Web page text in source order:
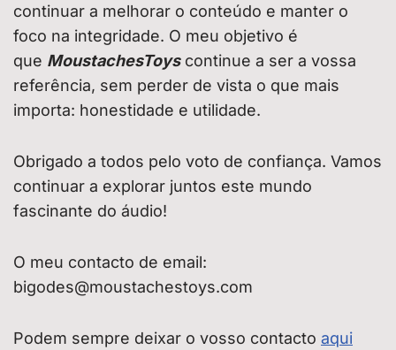
continuar a melhorar o conteúdo e manter o
foco na integridade. O meu objetivo é
que MoustachesToyscontinue a ser a vossa
referência, sem perder de vista o que mais
importa: honestidade e utilidade.
Obrigado a todos pelo voto de confiança. Vamos
continuar a explorar juntos este mundo
fascinante do áudio!
O meu contacto de email:
bigodes@moustachestoys.com
Podem sempre deixar o vosso contacto aqui